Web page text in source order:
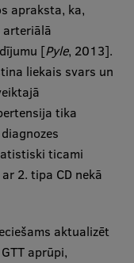
apraksta, ka,
arteriālā
[Pyle, 2013].
liekais svars un
tika
ticami
2. tipa CD nekā
aktualizēt
aprūpi,